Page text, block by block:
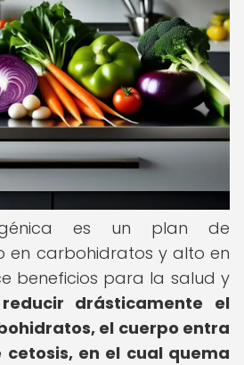
es un plan de
en carbohidratos y alto en
beneficios para la salud y
drásticamente el
el cuerpo entra
en el cual quema